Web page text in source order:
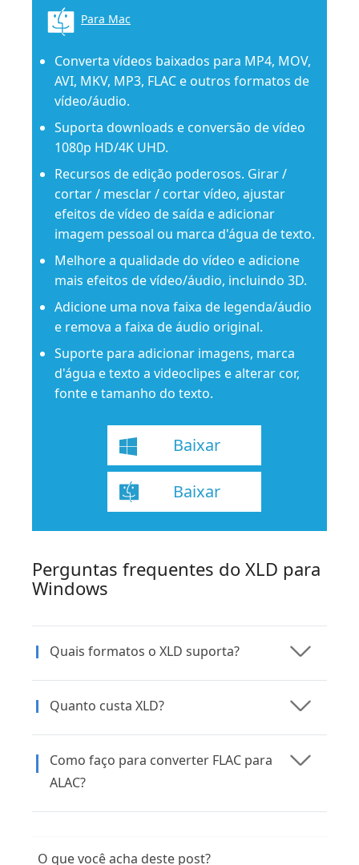
Para Mac
Converta vídeos baixados para MP4, MOV,
AVI, MKV, MP3, FLAC e outros formatos de
vídeo/áudio.
Suporta downloads e conversão de vídeo
1080p HD/4K UHD.
Recursos de edição poderosos. Girar /
cortar / mesclar / cortar vídeo, ajustar
efeitos de vídeo de saída e adicionar
imagem pessoal ou marca d'água de texto.
Melhore a qualidade do vídeo e adicione
mais efeitos de vídeo/áudio, incluindo 3D.
Adicione uma nova faixa de legenda/áudio
e remova a faixa de áudio original.
Suporte para adicionar imagens, marca
d'água e texto a videoclipes e alterar cor,
fonte e tamanho do texto.
Baixar
Baixar
Perguntas frequentes do XLD para
Windows
Quais formatos o XLD suporta?
Quanto custa XLD?
Como faço para converter FLAC para
ALAC?
O que você acha deste post?